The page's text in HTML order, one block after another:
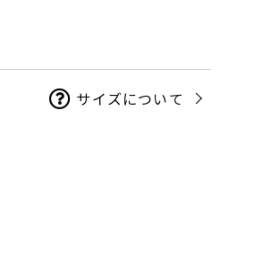
サイズについて